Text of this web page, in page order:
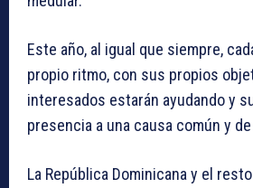
Este año, al igual que siempre,
propio ritmo, con sus propios
interesados estarán ayudando y
presencia a una causa común y
La República Dominicana y el